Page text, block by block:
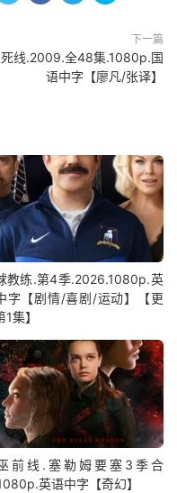
下一篇
线.2009.全48集.1080p.国
语中字【廖凡/张译】
教练.第4季.2026.1080p.英
字【剧情/喜剧/运动】【更
1集】
前线.塞勒姆要塞3季合
英语中字【奇幻】